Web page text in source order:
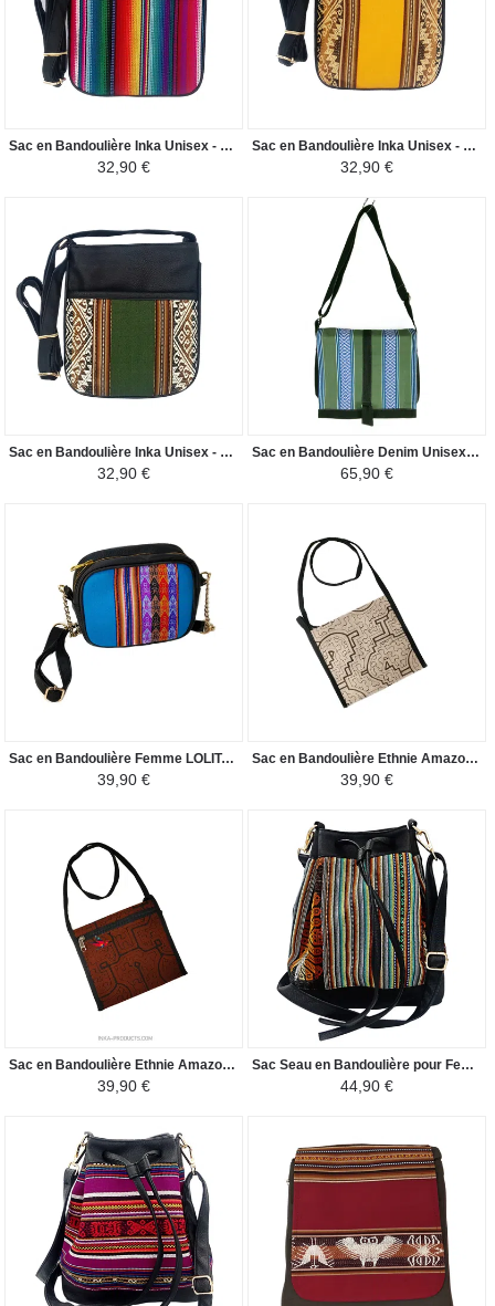
Sac en Bandoulière Inka Unisex - Tissu Traditionnel Péruvien - Coloré Manu
32,90 €
Sac en Bandoulière Inka Unisex - Tissu Traditionnel Péruvien - Jaune / Nuances Marron
32,90 €
Sac en Bandoulière Inka Unisex - Tissu Traditionnel Péruvien - Vert / Marron
32,90 €
Sac en Bandoulière Denim Unisexe - Motifs Mochica - Vert
65,90 €
Sac en Bandoulière Femme LOLITA - Toile Péruvienne Motifs Ethniques - Bleu Ciel Coloré
39,90 €
Sac en Bandoulière Ethnie Amazonienne - Kéne Shipibo Conibo - Beige/Noire
39,90 €
Sac en Bandoulière Ethnie Amazonienne - Kéne Shipibo Conibo - Marron/Noir
39,90 €
Sac Seau en Bandoulière pour Femme - Tissu Traditionnel Péruvien COROPUNA - Turquoise-Marron/Noir
44,90 €